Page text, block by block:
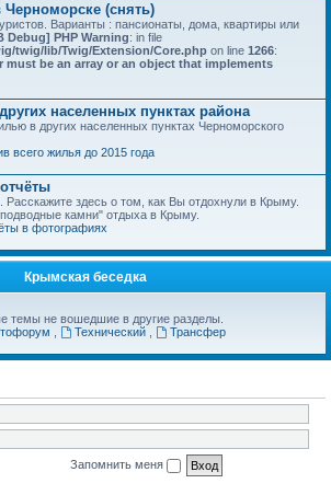
(снять)
Варианты : пансионаты, дома, квартиры или
Debug] PHP Warning: in file
twig/lib/Twig/Extension/Core.php on line 1266:
must be an array or an object that implements
населенных пунктах района
в других населенных пунктах Черноморского
всего жилья до 2015 года
Расскажите здесь о том, как Вы отдохнули в Крыму.
камни" отдыха в Крыму.
в фотографиях
Крымская беседка
темы не вошедшие в другие разделы.
Технический
Трансфер
Запомнить меня